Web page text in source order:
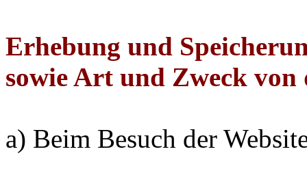
Erhebung und
sowie Art und Zweck von
a) Beim Besuch der